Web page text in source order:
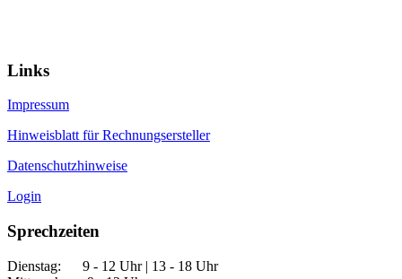
Links
Impressum
Hinweisblatt für Rechnungsersteller
Datenschutzhinweise
Login
Sprechzeiten
Dienstag: 9 - 12 Uhr | 13 - 18 Uhr